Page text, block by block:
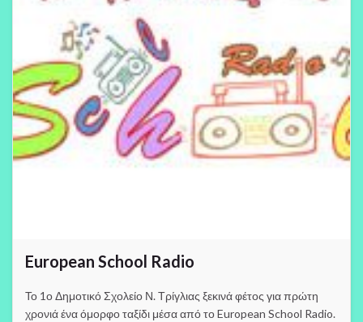
European School Radio
Το 1ο Δημοτικό Σχολείο Ν. Τρίγλιας ξεκινά φέτος για πρώτη
χρονιά ένα όμορφο ταξίδι μέσα από το European School Radio.